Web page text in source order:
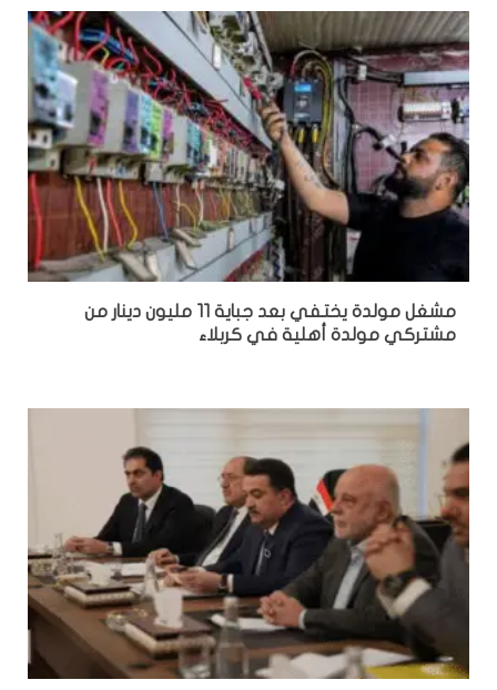
مشغل مولدة يختفي بعد جباية 11 مليون دينار من
مشتركي مولدة أهلية في كربلاء